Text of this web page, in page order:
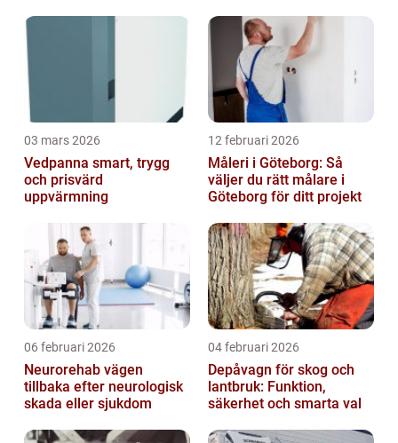
03 mars 2026
Vedpanna smart, trygg
och prisvärd
uppvärmning
12 februari 2026
Måleri i Göteborg: Så
väljer du rätt målare i
Göteborg för ditt projekt
06 februari 2026
Neurorehab vägen
tillbaka efter neurologisk
skada eller sjukdom
04 februari 2026
Depåvagn för skog och
lantbruk: Funktion,
säkerhet och smarta val